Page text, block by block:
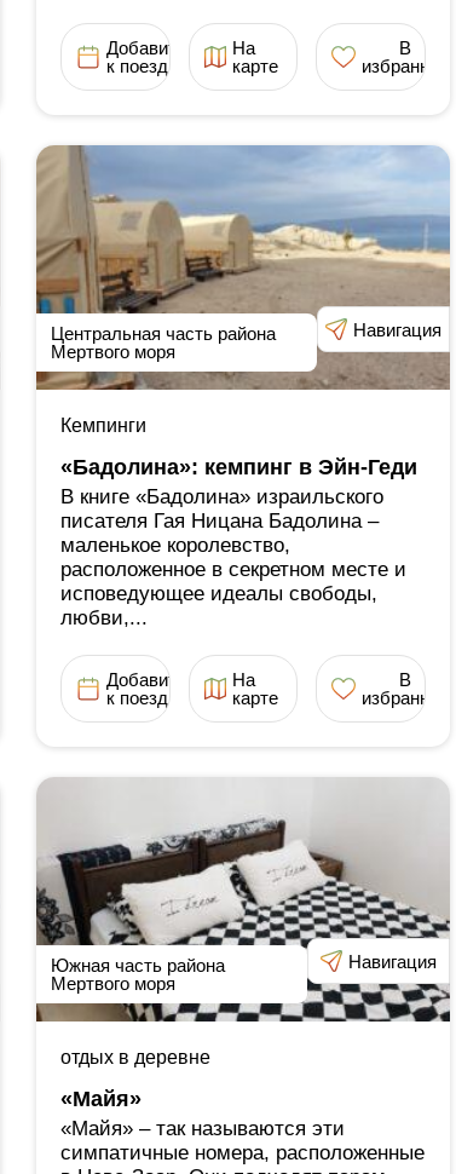
Добавить
к поездке
На
карте
В
избранное
Центральная часть района
Мертвого моря
Навигация
Кемпинги
«Бадолина»: кемпинг в Эйн-Геди
В книге «Бадолина» израильского
писателя Гая Ницана Бадолина ‒
маленькое королевство,
расположенное в секретном месте и
исповедующее идеалы свободы,
любви,...
Добавить
к поездке
На
карте
В
избранное
Южная часть района
Мертвого моря
Навигация
отдых в деревне
«Майя»
«Майя» ‒ так называются эти
симпатичные номера, расположенные